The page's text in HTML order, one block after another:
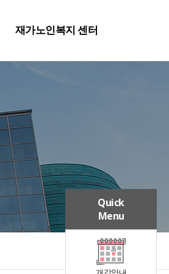
재가노인복지 센터
Quick
Menu